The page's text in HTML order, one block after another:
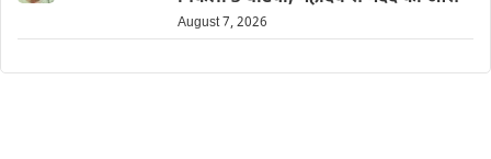
August 7, 2026